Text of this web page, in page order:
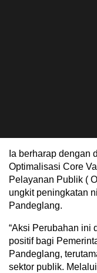
Ia berharap dengan
Optimalisasi Core
Pelayanan Publik (
ungkit peningkatan
Pandeglang.
“Aksi Perubahan ini
positif bagi
Pandeglang,
sektor publik.